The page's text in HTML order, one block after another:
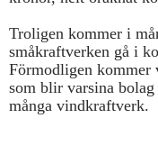
Troligen kommer i
småkraftverken gå i
Förmodligen
som blir varsina
många vindkraftverk.